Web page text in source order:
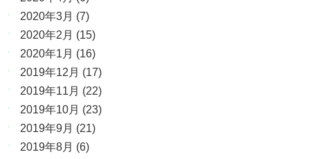
2020年3月 (7)
2020年2月 (15)
2020年1月 (16)
2019年12月 (17)
2019年11月 (22)
2019年10月 (23)
2019年9月 (21)
2019年8月 (6)